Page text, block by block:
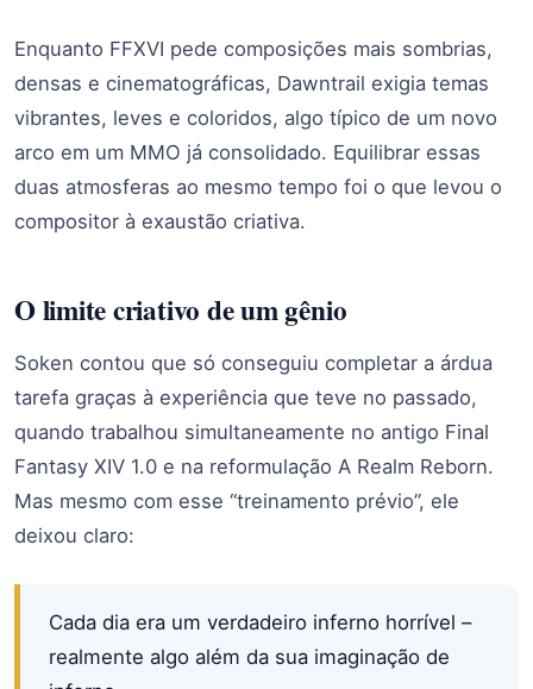
Enquanto FFXVI pede composições mais sombrias,
densas e cinematográficas, Dawntrail exigia temas
vibrantes, leves e coloridos, algo típico de um novo
arco em um MMO já consolidado. Equilibrar essas
duas atmosferas ao mesmo tempo foi o que levou o
compositor à exaustão criativa.
O limite criativo de um gênio
Soken contou que só conseguiu completar a árdua
tarefa graças à experiência que teve no passado,
quando trabalhou simultaneamente no antigo Final
Fantasy XIV 1.0 e na reformulação A Realm Reborn.
Mas mesmo com esse “treinamento prévio”, ele
deixou claro:
Cada dia era um verdadeiro inferno horrível –
realmente algo além da sua imaginação de